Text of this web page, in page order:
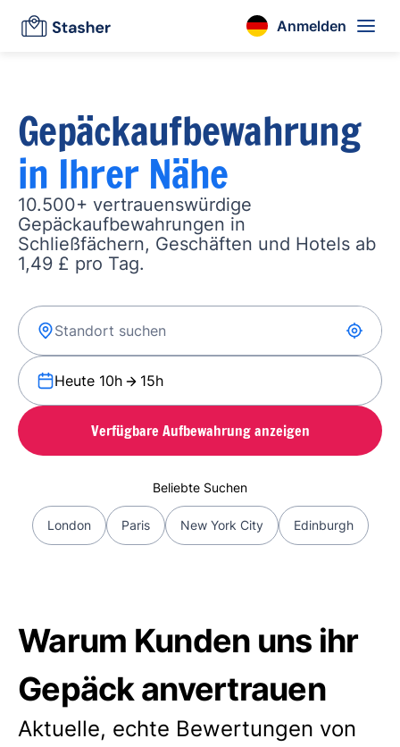
Anmelden
Gepäckaufbewahrung
in Ihrer Nähe
10.500+ vertrauenswürdige
Gepäckaufbewahrungen in
Schließfächern, Geschäften und Hotels ab
1,49 £ pro Tag.
Heute 10h 15h
Verfügbare Aufbewahrung anzeigen
Beliebte Suchen
London Paris New York City Edinburgh
Warum Kunden uns ihr
Gepäck anvertrauen
Aktuelle, echte Bewertungen von